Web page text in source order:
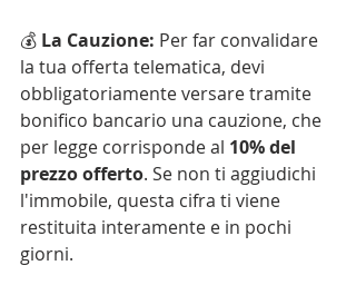
💰 La Cauzione: Per far convalidare
la tua offerta telematica, devi
obbligatoriamente versare tramite
bonifico bancario una cauzione, che
per legge corrisponde al 10% del
prezzo offerto. Se non ti aggiudichi
l'immobile, questa cifra ti viene
restituita interamente e in pochi
giorni.